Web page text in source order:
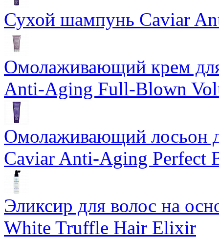
Сухой шампунь Caviar
Омолаживающий крем
Anti-Aging Full-Blown
Омолаживающий лосьон
Caviar Anti-Aging Perfect
Эликсир для волос на
White Truffle Hair Elixir